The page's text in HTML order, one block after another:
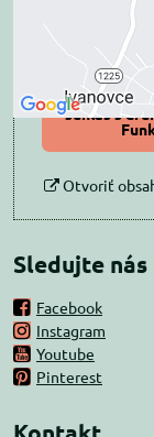
Povoliť
Povoliť a
súhlas s
Otvoriť
Sledujte nás
Facebook
Instagram
Youtube
Pinterest